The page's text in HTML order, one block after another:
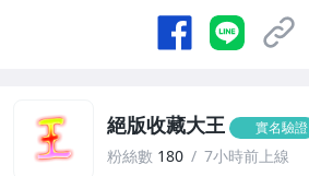
絕版收藏大王 實名驗證
粉絲數 180 7小時前上線